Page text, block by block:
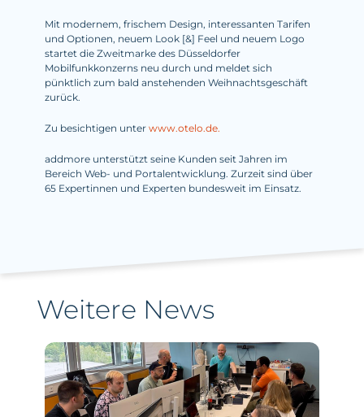
Mit modernem, frischem Design, interessanten Tarifen
und Optionen, neuem Look [&] Feel und neuem Logo
startet die Zweitmarke des Düsseldorfer
Mobilfunkkonzerns neu durch und meldet sich
pünktlich zum bald anstehenden Weihnachtsgeschäft
zurück.
Zu besichtigen unterwww.otelo.de.
addmore unterstützt seine Kunden seit Jahren im
Bereich Web- und Portalentwicklung. Zurzeit sind über
65 Expertinnen und Experten bundesweit im Einsatz.
Weitere News